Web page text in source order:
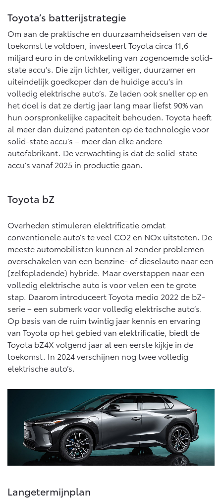
Proace (excl. BTW)
OOK ALS BATTERIJ-
ELEKTRISCH
Vanaf € 37.500,-
Proace Verso
BATTERIJ-ELEKTRISCH
Vanaf € 55.950,-
Proace Max (excl. BTW)
ELEKTRISCH
Vanaf € 46.301,-
Hilux (excl. BTW)
ELEKTRISCH
Vanaf € 56.570,-
Land Cruiser (excl. BTW)
Vanaf € 89.986,-
Toyota’s batterijstrategie
Om aan de praktische en duurzaamheidseisen van de
toekomst te voldoen, investeert Toyota circa 11,6
miljard euro in de ontwikkeling van zogenoemde solid-
state accu’s. Die zijn lichter, veiliger, duurzamer en
uiteindelijk goedkoper dan de huidige accu’s in
volledig elektrische auto’s. Ze laden ook sneller op en
het doel is dat ze dertig jaar lang maar liefst 90% van
hun oorspronkelijke capaciteit behouden. Toyota heeft
al meer dan duizend patenten op de technologie voor
solid-state accu’s – meer dan elke andere
autofabrikant. De verwachting is dat de solid-state
accu’s vanaf 2025 in productie gaan.
Toyota bZ
Overheden stimuleren elektrificatie omdat
conventionele auto’s te veel CO2 en NOx uitstoten. De
meeste automobilisten kunnen al zonder problemen
overschakelen van een benzine- of dieselauto naar een
(zelfopladende) hybride. Maar overstappen naar een
volledig elektrische auto is voor velen een te grote
stap. Daarom introduceert Toyota medio 2022 de bZ-
serie – een submerk voor volledig elektrische auto’s.
Op basis van de ruim twintig jaar kennis en ervaring
van Toyota op het gebied van elektrificatie, biedt de
Toyota bZ4X volgend jaar al een eerste kijkje in de
toekomst. In 2024 verschijnen nog twee volledig
elektrische auto’s.
Langetermijnplan